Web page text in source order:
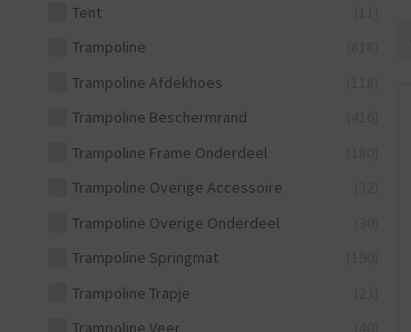
Tent
Trampoline
Trampoline Afdekhoes
Trampoline Beschermrand
Trampoline Frame Onderdeel
Trampoline Overige Accessoire
Trampoline Overige Onderdeel
Trampoline Springmat
Trampoline Trapje
Trampoline Veer